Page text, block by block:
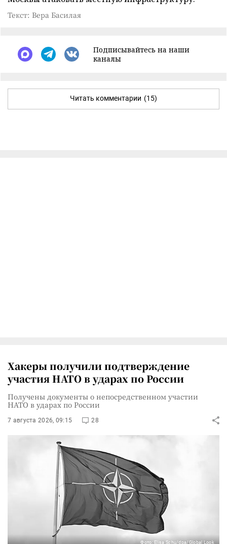
Текст: Вера Басилая
Подписывайтесь на наши
каналы
Читать комментарии (15)
Хакеры получили подтверждение
участия НАТО в ударах по России
Получены документы о непосредственном участии
НАТО в ударах по России
7 августа 2026, 09:15 28
Фото: Elisa Schu/dpa/Global Look